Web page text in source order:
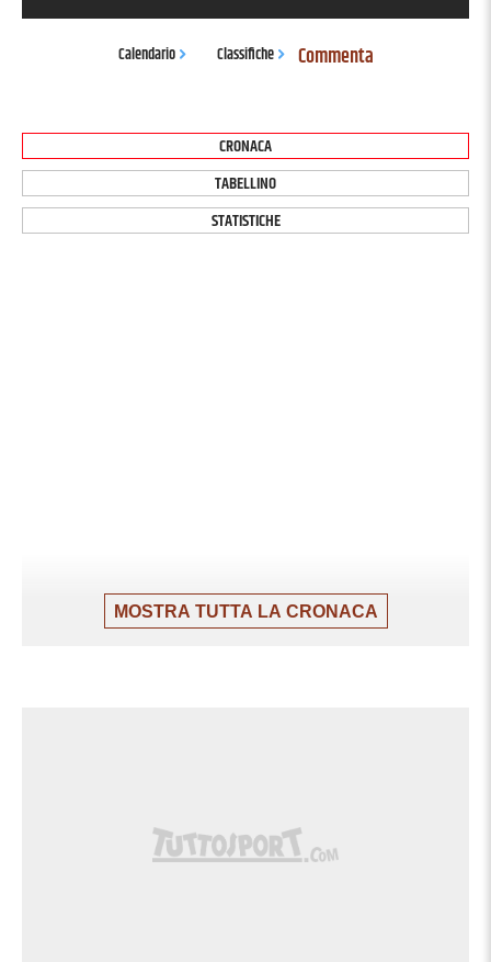
Calendario Classifiche Commenta
CRONACA
TABELLINO
STATISTICHE
MOSTRA TUTTA LA CRONACA